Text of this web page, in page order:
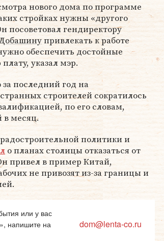
нового дома по программе
стройках нужны «другого
посоветовал гендиректору
привлекать к работе
обеспечить достойные
указал мэр.
последний год на
строителей сократилось
по его словам,
в месяц.
политики и
о планах столицы отказаться от
привел в пример Китай,
не привозят из-за границы и
или у вас
напишите на
dom@lenta-co.ru